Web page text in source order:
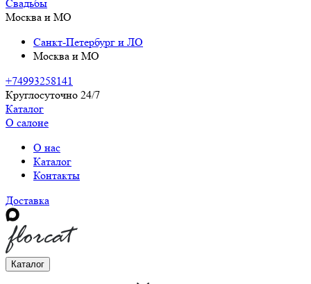
Свадьбы
Москва и МО
Санкт-Петербург и ЛО
Москва и МО
+74993258141
Круглосуточно 24/7
Каталог
О салоне
О нас
Каталог
Контакты
Доставка
Каталог